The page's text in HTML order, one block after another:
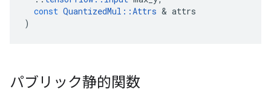
const QuantizedMul ::Attrs & attrs
)
パブリック静的関数